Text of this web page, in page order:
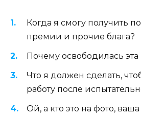
Когда я смогу получить
премии и прочие блага?
Почему освободилась эта
Что я должен сделать,
работу после
Ой, а кто это на фото,